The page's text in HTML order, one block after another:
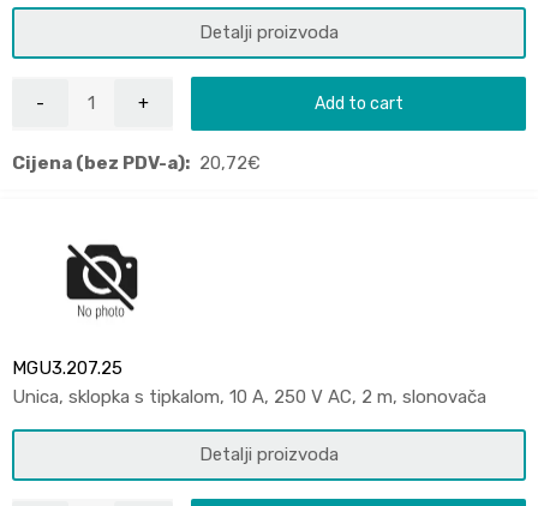
Detalji proizvoda
Add to cart
Cijena (bez PDV-a): 20,72€
MGU3.207.25
Unica, sklopka s tipkalom, 10 A, 250 V AC, 2 m, slonovača
Detalji proizvoda